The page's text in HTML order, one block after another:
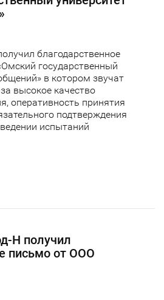
благодарственное
государственный
в котором звучат
высокое качество
оперативность принятия
подтверждения
испытаний
Н получил
письмо от ООО